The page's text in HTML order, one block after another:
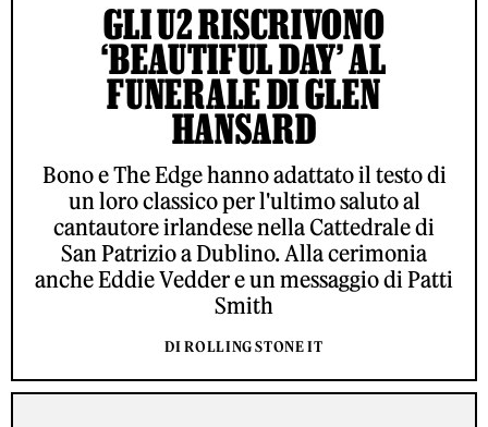
GLI U2 RISCRIVONO
‘BEAUTIFUL DAY’ AL
FUNERALE DI GLEN
HANSARD
Bono e The Edge hanno adattato il testo di
un loro classico per l'ultimo saluto al
cantautore irlandese nella Cattedrale di
San Patrizio a Dublino. Alla cerimonia
anche Eddie Vedder e un messaggio di Patti
Smith
DI ROLLING STONE IT